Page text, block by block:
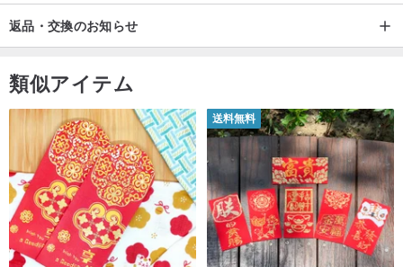
返品・交換のお知らせ
類似アイテム
送料無料